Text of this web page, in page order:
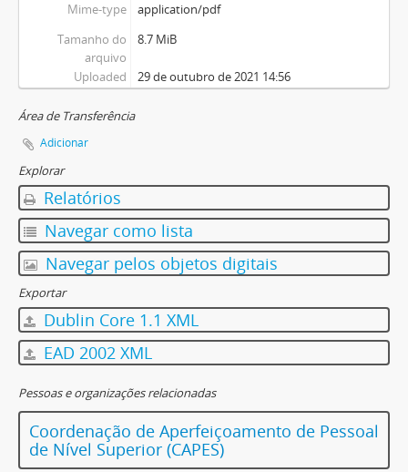
Mime-type
application/pdf
Tamanho do
arquivo
8.7 MiB
Uploaded 29 de outubro de 2021 14:56
Área de Transferência
Adicionar
Explorar
Relatórios
Navegar como lista
Navegar pelos objetos digitais
Exportar
Dublin Core 1.1 XML
EAD 2002 XML
Pessoas e organizações relacionadas
Coordenação de Aperfeiçoamento de Pessoal
de Nível Superior (CAPES)